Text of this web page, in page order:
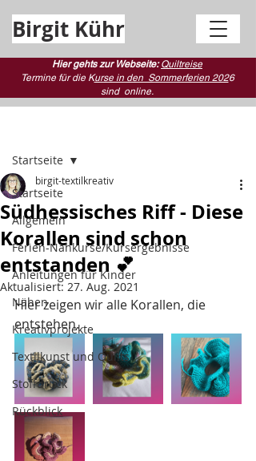
Birgit Kühr
Hier gehts zur Webseite:Quiltreise
Termine für die Kurse in den Sommerferien 2026
sind online.
Startseite
Allgemein
Ferien-Nähkurse/Kursergebnisse
Anleitungen für Kinder
Nähen
Kreativprojekte
Textilkunst und Quilts
Stoffdruck
Rückblick
Startseite
Südhessisches Riff - Diese
Korallen sind schon
entstanden 💕
birgit-textilkreativ
Aktualisiert: 27. Aug. 2021
Hier zeigen wir alle Korallen, die
entstehen.